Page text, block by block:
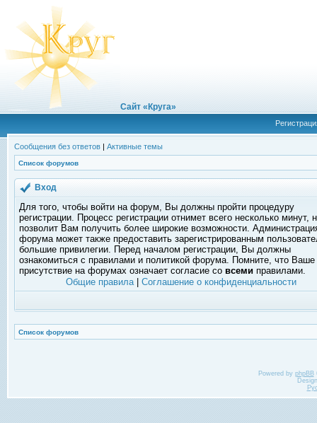
Сайт «Круга»
Сообщения без ответов | Активные темы
Список форумов
Вход
Для того, чтобы войти на форум, Вы должны пройти процедуру
регистрации. Процесс регистрации отнимет всего несколько минут,
позволит Вам получить более широкие возможности.
форума может также предоставить зарегистрированным
большие привилегии. Перед началом регистрации, Вы должны
ознакомиться с правилами и политикой форума. Помните, что Ваше
присутствие на форумах означает согласие со всеми правилами.
Общие правила| Соглашение о конфиденциальности
Список форумов
Powered by phpBB